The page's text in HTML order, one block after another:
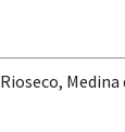
Medina